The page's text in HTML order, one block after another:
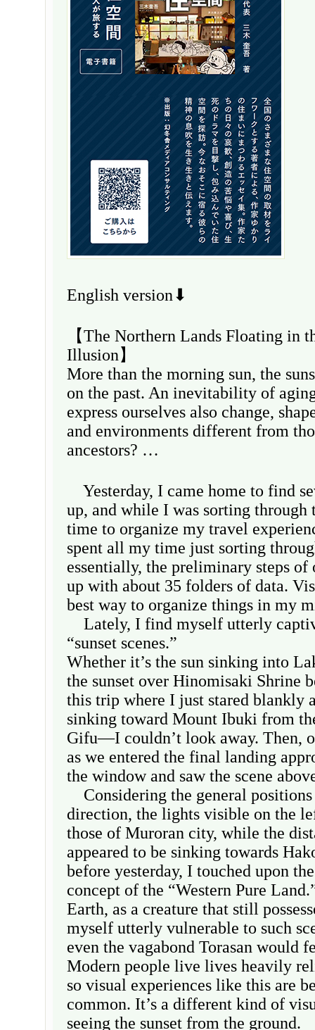
English version⬇
【The Northern Lands Floating in
Illusion】
More than the morning sun, the
on the past. An inevitability of
express ourselves also change,
and environments different from
ancestors? …
Yesterday, I came home to find
up, and while I was sorting through
time to organize my travel
spent all my time just sorting
essentially, the preliminary steps of
up with about 35 folders of data.
best way to organize things in my
Lately, I find myself utterly
“sunset scenes.”
Whether it’s the sun sinking into
the sunset over Hinomisaki Shrine
this trip where I just stared blankly
sinking toward Mount Ibuki from
Gifu—I couldn’t look away. Then,
as we entered the final landing
the window and saw the scene
Considering the general
direction, the lights visible on the
those of Muroran city, while the
appeared to be sinking towards
before yesterday, I touched upon
concept of the “Western Pure
Earth, as a creature that still
myself utterly vulnerable to such
even the vagabond Torasan would
Modern people live lives heavily
so visual experiences like this are
common. It’s a different kind of
seeing the sunset from the ground.